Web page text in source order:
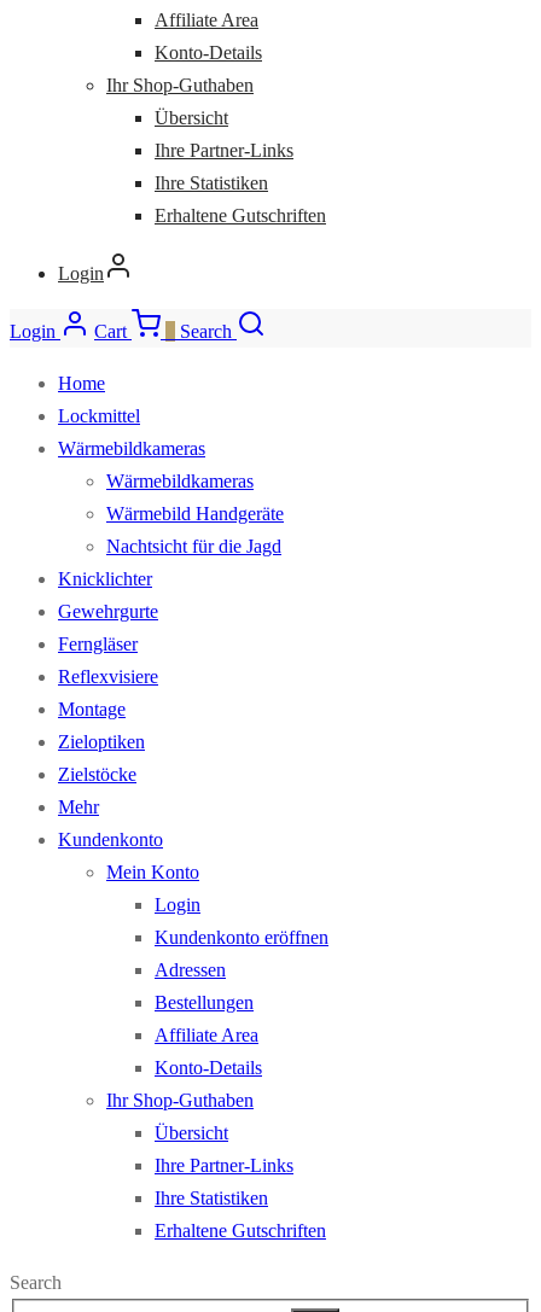
Affiliate Area
Konto-Details
Ihr Shop-Guthaben
Übersicht
Ihre Partner-Links
Ihre Statistiken
Erhaltene Gutschriften
Login
Login Cart Search
Home
Lockmittel
Wärmebildkameras
Wärmebildkameras
Wärmebild Handgeräte
Nachtsicht für die Jagd
Knicklichter
Gewehrgurte
Ferngläser
Reflexvisiere
Montage
Zieloptiken
Zielstöcke
Mehr
Kundenkonto
Mein Konto
Login
Kundenkonto eröffnen
Adressen
Bestellungen
Affiliate Area
Konto-Details
Ihr Shop-Guthaben
Übersicht
Ihre Partner-Links
Ihre Statistiken
Erhaltene Gutschriften
Search